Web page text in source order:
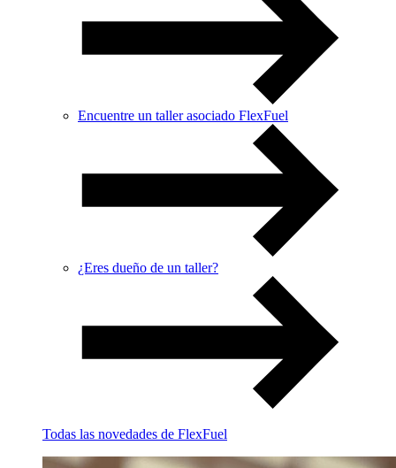
Encuentre un taller asociado FlexFuel
¿Eres dueño de un taller?
Todas las novedades de FlexFuel